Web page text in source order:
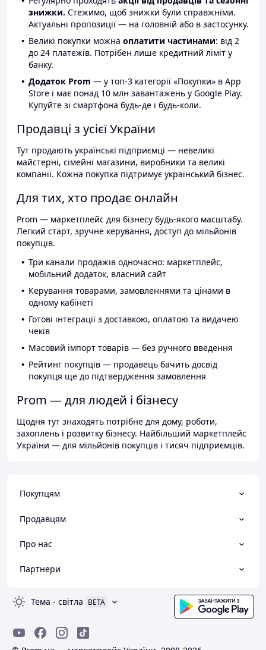
знижки. Стежимо, щоб знижки були справжніми.
Актуальні пропозиції — на головній або в застосунку.
Великі покупки можна оплатити частинами: від 2
до 24 платежів. Потрібен лише кредитний ліміт у
банку.
Додаток Prom — у топ-3 категорії «Покупки» в App
Store і має понад 10 млн завантажень у Google Play.
Купуйте зі смартфона будь-де і будь-коли.
Продавці з усієї України
Тут продають українські підприємці — невеликі
майстерні, сімейні магазини, виробники та великі
компанії. Кожна покупка підтримує український бізнес.
Для тих, хто продає онлайн
Prom — маркетплейс для бізнесу будь-якого масштабу.
Легкий старт, зручне керування, доступ до мільйонів
покупців.
Три канали продажів одночасно: маркетплейс,
мобільний додаток, власний сайт
Керування товарами, замовленнями та цінами в
одному кабінеті
Готові інтеграції з доставкою, оплатою та видачею
чеків
Масовий імпорт товарів — без ручного введення
Рейтинг покупців — продавець бачить досвід
покупця ще до підтвердження замовлення
Prom — для людей і бізнесу
Щодня тут знаходять потрібне для дому, роботи,
захоплень і розвитку бізнесу. Найбільший маркетплейс
України — для мільйонів покупців і тисяч підприємців.
Покупцям
Продавцям
Про нас
Партнери
Тема - світла BETA